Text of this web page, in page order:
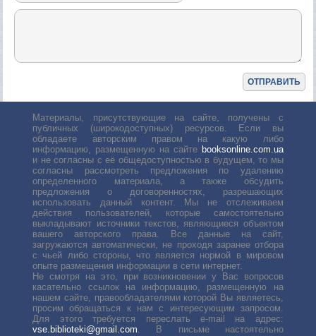
Материалы, присутствующие на сайте, получены с
публичных (широкодоступных) ресурсов. Если вы
обладаете авторским правом на какую либо
информацию, размещенную на сайте booksonline.com.ua
и не согласны с её общедоступностью в будущем, то мы
согласны рассмотреть предложения по удалению
определенного материала, а также обсудить
предложения о договоренностях, разрешающих
использовать данный контент. Мы не отслеживаем
действия пользователей, которые самостоятельно
выкладывают источники текстов, являющиеся объектом
вашего авторского права. Все данные на сайт,
загружаются автоматически, не проходя заранее отбора
с чьей либо стороны, что является нормой в мировом
опыте размещения информации в сети интернет.
Не смотря на это, при возникновении у Вас вопросов
касательно ссылок на информацию, размещенную на
нашем сайте, правообладателями которой Вы являетесь,
просим обращаться к нам с интересующим запросом.
Для этого требуется переслать е-mail на адрес:
vse.biblioteki@gmail.com. В письме настоятельно